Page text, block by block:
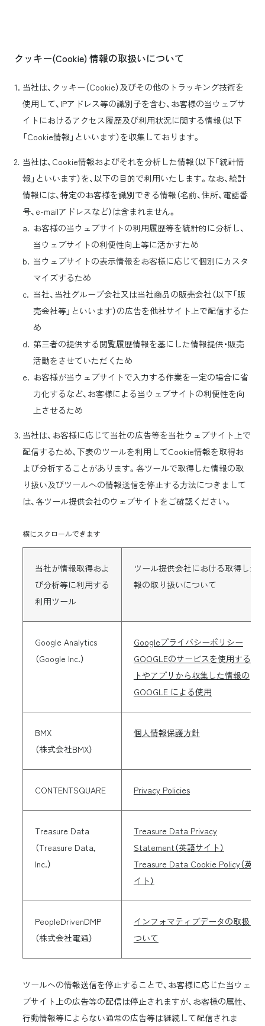
クッキー(Cookie) 情報の取扱いについて
当社は、クッキー（Cookie）及びその他のトラッキング技術を
使用して、IPアドレス等の識別子を含む、お客様の当ウェブサ
イトにおけるアクセス履歴及び利用状況に関する情報（以下
「Cookie情報」といいます）を収集しております。
当社は、Cookie情報およびそれを分析した情報（以下「統計情
報」といいます）を、以下の目的で利用いたします。なお、統計
情報には、特定のお客様を識別できる情報（名前、住所、電話番
号、e-mailアドレスなど）は含まれません。
お客様の当ウェブサイトの利用履歴等を統計的に分析し、
当ウェブサイトの利便性向上等に活かすため
当ウェブサイトの表示情報をお客様に応じて個別にカスタ
マイズするため
当社、当社グループ会社又は当社商品の販売会社（以下「販
売会社等」といいます）の広告を他社サイト上で配信するた
め
第三者の提供する閲覧履歴情報を基にした情報提供・販売
活動をさせていただくため
お客様が当ウェブサイトで入力する作業を一定の場合に省
力化するなど、お客様による当ウェブサイトの利便性を向
上させるため
当社は、お客様に応じて当社の広告等を当社ウェブサイト上で
配信するため、下表のツールを利用してCookie情報を取得お
よび分析することがあります。各ツールで取得した情報の取
り扱い及びツールへの情報送信を停止する方法につきまして
は、各ツール提供会社のウェブサイトをご確認ください。
横にスクロールできます
当社が情報取得およ
び分析等に利用する
利用ツール
ツール提供会社における取得した
報の取り扱いについて
Google Analytics
（Google Inc.）
Googleプライバシーポリシー
GOOGLEのサービスを使用するサ
トやアプリから収集した情報の
GOOGLE による使用
BMX
（株式会社BMX）
個人情報保護方針
CONTENTSQUARE Privacy Policies
Treasure Data
（Treasure Data,
Inc.）
Treasure Data Privacy
Statement（英語サイト）
Treasure Data Cookie Policy（英語
イト）
PeopleDrivenDMP
（株式会社電通）
インフォマティブデータの取扱い
ついて
ツールへの情報送信を停止することで、お客様に応じた当ウェ
ブサイト上の広告等の配信は停止されますが、お客様の属性、
行動情報等によらない通常の広告等は継続して配信されま